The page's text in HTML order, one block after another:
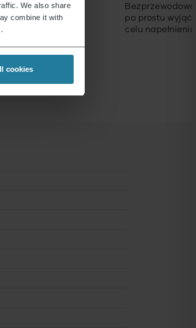
We also share
combine it with
cookies
po prostu wyjąć
celu